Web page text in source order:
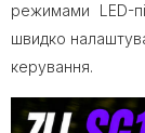
режимами LED-
швидко
керування.